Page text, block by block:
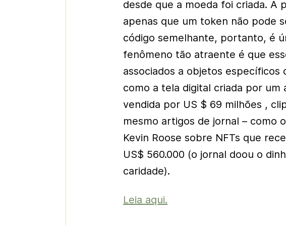
desde que a moeda foi criada. A
apenas que um token não pode
código semelhante, portanto, é
fenômeno tão atraente é que
associados a objetos
como a tela digital criada por
vendida por US $ 69 milhões ,
mesmo artigos de jornal – como
Kevin Roose sobre NFTs que
US$ 560.000 (o jornal doou o
caridade).
Leia aqui.